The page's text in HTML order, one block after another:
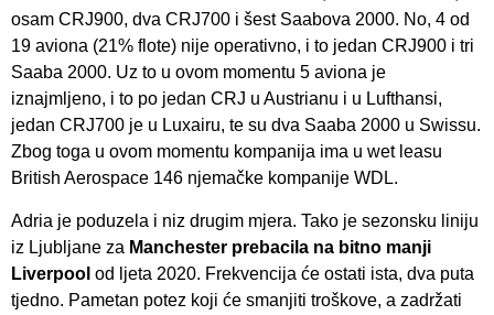
osam CRJ900, dva CRJ700 i šest Saabova 2000. No, 4 od
19 aviona (21% flote) nije operativno, i to jedan CRJ900 i tri
Saaba 2000. Uz to u ovom momentu 5 aviona je
iznajmljeno, i to po jedan CRJ u Austrianu i u Lufthansi,
jedan CRJ700 je u Luxairu, te su dva Saaba 2000 u Swissu.
Zbog toga u ovom momentu kompanija ima u wet leasu
British Aerospace 146 njemačke kompanije WDL.
Adria je poduzela i niz drugim mjera. Tako je sezonsku liniju
iz Ljubljane za Manchester prebacila na bitno manji
Liverpool od ljeta 2020. Frekvencija će ostati ista, dva puta
tjedno. Pametan potez koji će smanjiti troškove, a zadržati